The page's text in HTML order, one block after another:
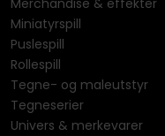
Merchandise & effekter
Miniatyrspill
Puslespill
Rollespill
Tegne- og maleutstyr
Tegneserier
Univers & merkevarer